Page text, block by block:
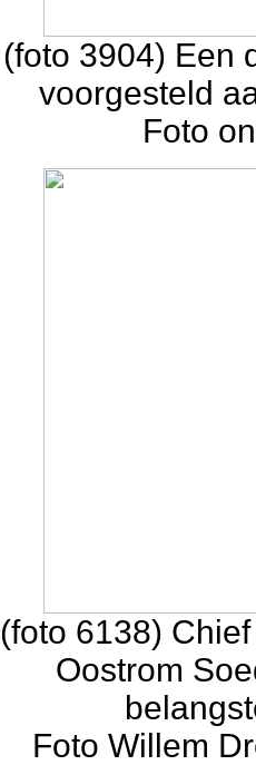
(foto 3904) Een
voorgesteld
Foto
(foto 6138)
Oostrom
Foto Willem